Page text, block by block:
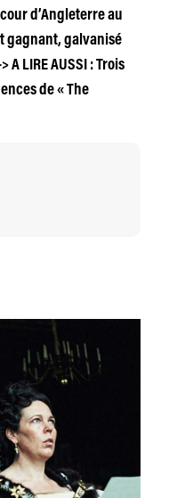
d’Angleterre au
gagnant, galvanisé
LIRE AUSSI : Trois
de « The